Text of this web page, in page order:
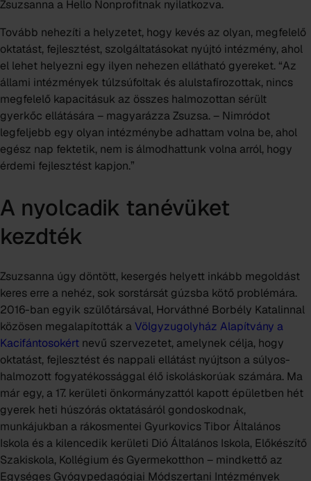
Zsuzsanna a Hello Nonprofitnak nyilatkozva.
Tovább nehezíti a helyzetet, hogy kevés az olyan, megfelelő
oktatást, fejlesztést, szolgáltatásokat nyújtó intézmény, ahol
el lehet helyezni egy ilyen nehezen ellátható gyereket. “Az
állami intézmények túlzsúfoltak és alulstafírozottak, nincs
megfelelő kapacitásuk az összes halmozottan sérült
gyerkőc ellátására – magyarázza Zsuzsa. – Nimródot
legfeljebb egy olyan intézménybe adhattam volna be, ahol
egész nap fektetik, nem is álmodhattunk volna arról, hogy
érdemi fejlesztést kapjon.”
A nyolcadik tanévüket
kezdték
Zsuzsanna úgy döntött, kesergés helyett inkább megoldást
keres erre a nehéz, sok sorstársát gúzsba kötő problémára.
2016-ban egyik szülőtársával, Horváthné Borbély Katalinnal
közösen megalapították a Völgyzugolyház Alapítvány a
Kacifántosokért nevű szervezetet, amelynek célja, hogy
oktatást, fejlesztést és nappali ellátást nyújtson a súlyos-
halmozott fogyatékossággal élő iskoláskorúak számára. Ma
már egy, a 17. kerületi önkormányzattól kapott épületben hét
gyerek heti húszórás oktatásáról gondoskodnak,
munkájukban a rákosmentei Gyurkovics Tibor Általános
Iskola és a kilencedik kerületi Dió Általános Iskola, Előkészítő
Szakiskola, Kollégium és Gyermekotthon – mindkettő az
Egységes Gyógypedagógiai Módszertani Intézmények